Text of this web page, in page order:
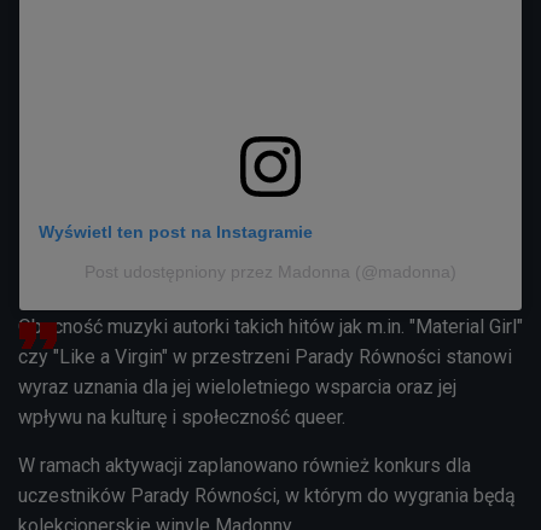
Wyświetl ten post na Instagramie
Post udostępniony przez Madonna (@madonna)
Obecność muzyki autorki takich hitów jak m.in. "Material Girl"
czy "Like a Virgin" w przestrzeni Parady Równości stanowi
wyraz uznania dla jej wieloletniego wsparcia oraz jej
wpływu na kulturę i społeczność queer.
W ramach aktywacji zaplanowano również konkurs dla
uczestników Parady Równości, w którym do wygrania będą